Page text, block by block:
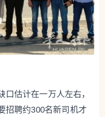
口估计在一万人左右，
招聘约300名新司机才